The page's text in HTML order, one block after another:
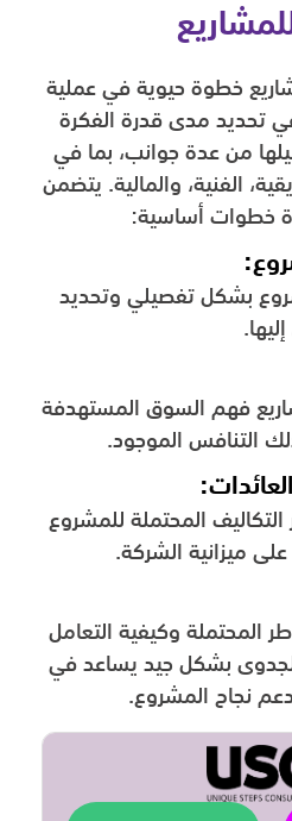
خطوة حيوية في عملية
تحديد مدى قدرة الفكرة
من عدة جوانب، بما في
الفنية، والمالية. يتضمن
خطوات أساسية:
بشكل تفصيلي وتحديد
فهم السوق المستهدفة
التنافس الموجود.
المحتملة للمشروع
على ميزانية الشركة.
المحتملة وكيفية التعامل
بشكل جيد يساعد في
نجاح المشروع.